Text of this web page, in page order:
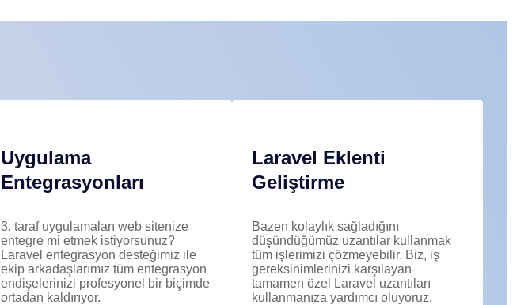
Uygulama
Entegrasyonları
3. taraf uygulamaları web sitenize
entegre mi etmek istiyorsunuz?
Laravel entegrasyon desteğimiz ile
ekip arkadaşlarımız tüm entegrasyon
endişelerinizi profesyonel bir biçimde
ortadan kaldırıyor.
Laravel Eklenti
Geliştirme
Bazen kolaylık sağladığını
düşündüğümüz uzantılar kullanmak
tüm işlerimizi çözmeyebilir. Biz, iş
gereksinimlerinizi karşılayan
tamamen özel Laravel uzantıları
kullanmanıza yardımcı oluyoruz.